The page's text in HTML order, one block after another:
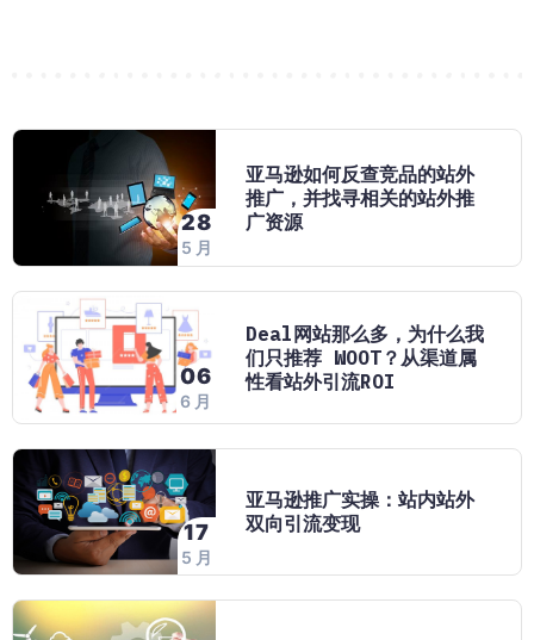
28
5 月
亚马逊如何反查竞品的站外
推广，并找寻相关的站外推
广资源
06
6 月
Deal网站那么多，为什么我
们只推荐 WOOT？从渠道属
性看站外引流ROI
17
5 月
亚马逊推广实操：站内站外
双向引流变现